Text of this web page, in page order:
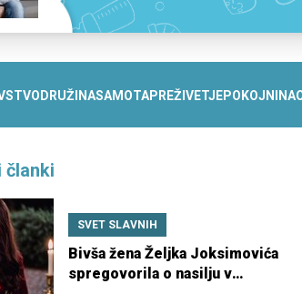
DRUŽINASAMOTAPREŽIVETJEPOKOJNINA
članki
SVET SLAVNIH
Bivša žena Željka Joksimovića
spregovorila o nasilju v